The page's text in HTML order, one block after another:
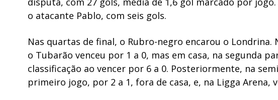
o atacante Pablo, com seis gols.
Nas quartas de final, o Rubro-negro encarou o
o Tubarão venceu por 1 a 0, mas em casa, na segunda
classificação ao vencer por 6 a 0. Posteriormente, na
primeiro jogo, por 2 a 1, fora de casa, e, na Ligga Arena,